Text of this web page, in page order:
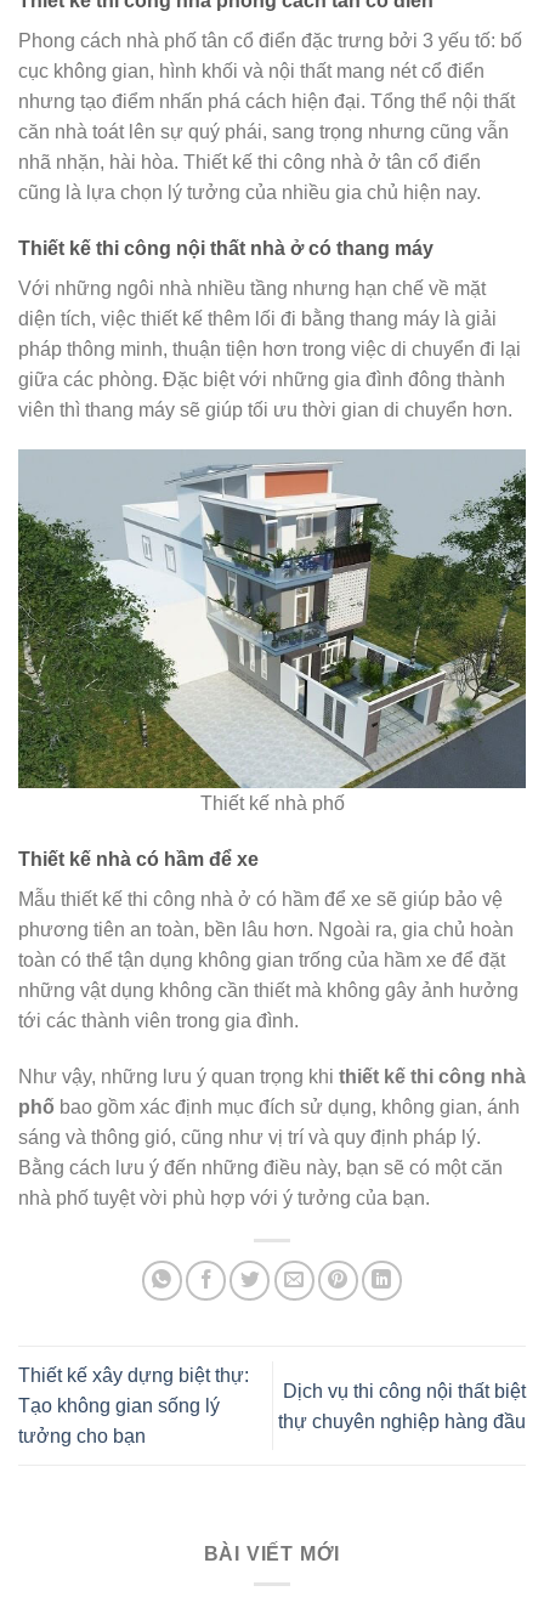
Phong cách nhà phố tân cổ điển đặc trưng bởi 3 yếu tố: bố
cục không gian, hình khối và nội thất mang nét cổ điển
nhưng tạo điểm nhấn phá cách hiện đại. Tổng thể nội thất
căn nhà toát lên sự quý phái, sang trọng nhưng cũng vẫn
nhã nhặn, hài hòa. Thiết kế thi công nhà ở tân cổ điển
cũng là lựa chọn lý tưởng của nhiều gia chủ hiện nay.
Thiết kế thi công nội thất nhà ở có thang máy
Với những ngôi nhà nhiều tầng nhưng hạn chế về mặt
diện tích, việc thiết kế thêm lối đi bằng thang máy là giải
pháp thông minh, thuận tiện hơn trong việc di chuyển đi lại
giữa các phòng. Đặc biệt với những gia đình đông thành
viên thì thang máy sẽ giúp tối ưu thời gian di chuyển hơn.
Thiết kế nhà phố
Thiết kế nhà có hầm để xe
Mẫu thiết kế thi công nhà ở có hầm để xe sẽ giúp bảo vệ
phương tiên an toàn, bền lâu hơn. Ngoài ra, gia chủ hoàn
toàn có thể tận dụng không gian trống của hầm xe để đặt
những vật dụng không cần thiết mà không gây ảnh hưởng
tới các thành viên trong gia đình.
Như vậy, những lưu ý quan trọng khi thiết kế thi công nhà
phố bao gồm xác định mục đích sử dụng, không gian, ánh
sáng và thông gió, cũng như vị trí và quy định pháp lý.
Bằng cách lưu ý đến những điều này, bạn sẽ có một căn
nhà phố tuyệt vời phù hợp với ý tưởng của bạn.
Thiết kế xây dựng biệt thự:
Tạo không gian sống lý
tưởng cho bạn
Dịch vụ thi công nội thất biệt
thự chuyên nghiệp hàng đầu
BÀI VIẾT MỚI